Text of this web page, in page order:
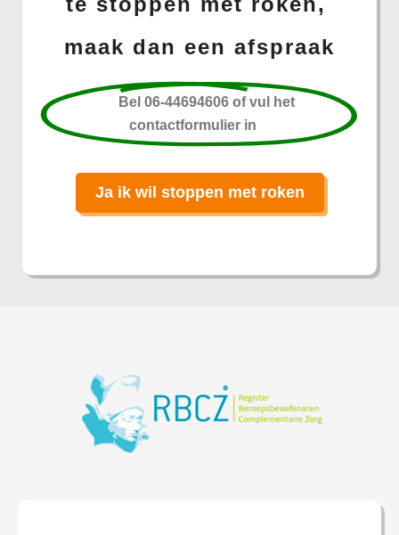
maak dan een afspraak
Bel 06-44694606 of vul het
contactformulier in
Ja ik wil stoppen met roken